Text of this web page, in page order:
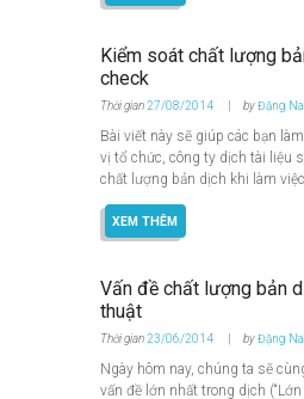
Kiểm soát chất lượng
check
Thời gian27/08/2014 byĐặng
Bài viết này sẽ giúp các bạn
vị tổ chức, công ty dịch tài liệu
chất lượng bản dịch khi làm
XEM THÊM
Vấn đề chất lượng bản
thuật
Thời gian23/06/2014 byĐặng
Ngày hôm nay, chúng ta sẽ
vấn đề lớn nhất trong dịch